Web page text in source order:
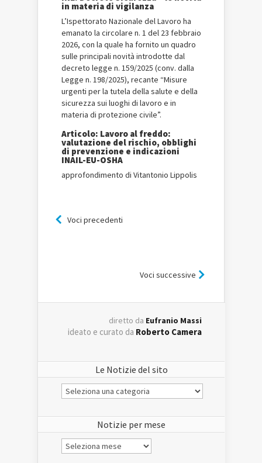
in materia di vigilanza
L’Ispettorato Nazionale del Lavoro ha
emanato la circolare n. 1 del 23 febbraio
2026, con la quale ha fornito un quadro
sulle principali novità introdotte dal
decreto legge n. 159/2025 (conv. dalla
Legge n. 198/2025), recante “Misure
urgenti per la tutela della salute e della
sicurezza sui luoghi di lavoro e in
materia di protezione civile”.
Articolo: Lavoro al freddo:
valutazione del rischio, obblighi
di prevenzione e indicazioni
INAIL-EU-OSHA
approfondimento di Vitantonio Lippolis
Voci precedenti
Voci successive
diretto da Eufranio Massi
ideato e curato da Roberto Camera
Le Notizie del sito
Le
Notizie
Notizie per mese
Notizie
per